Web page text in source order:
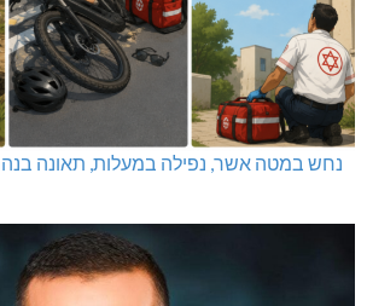
נחש במטה אשר, נפילה במעלות, תאונה